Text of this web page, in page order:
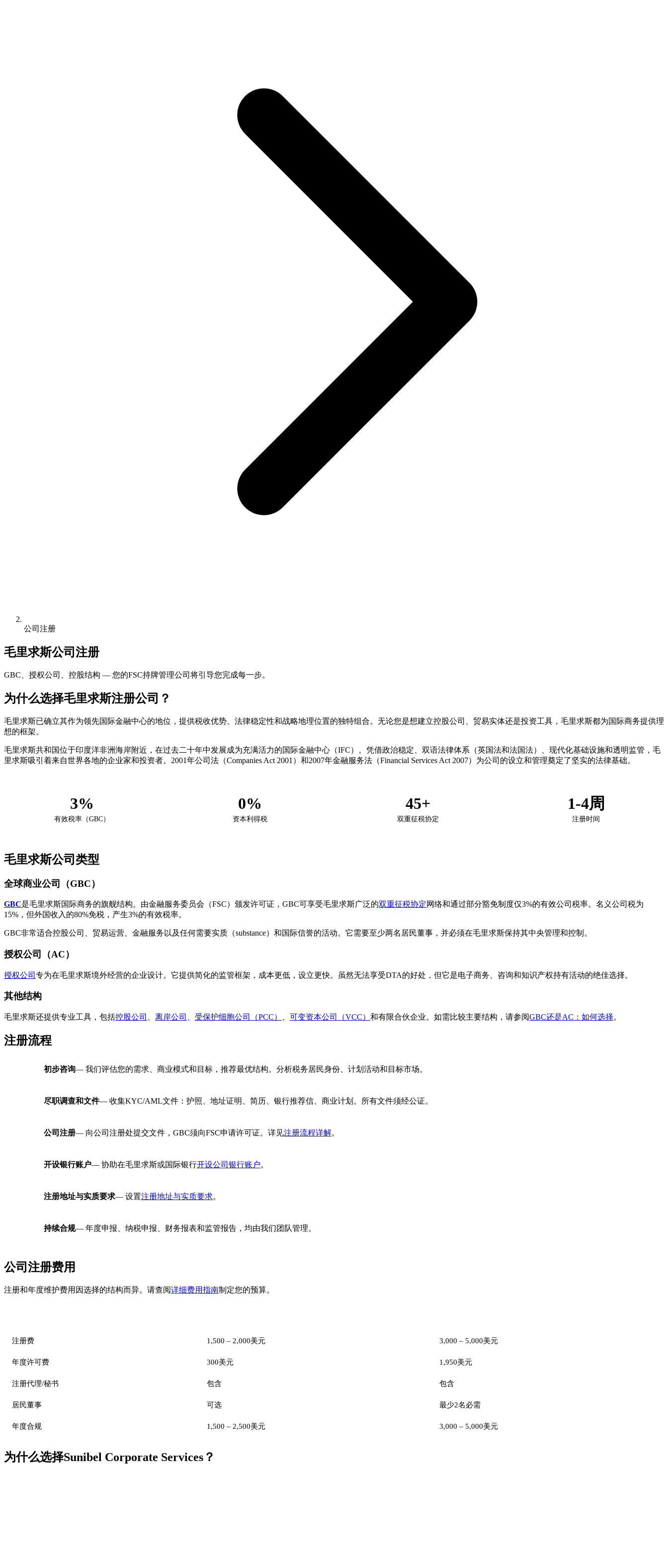
公司注册
毛里求斯公司注册
GBC、授权公司、控股结构 — 您的FSC持牌管理公司将引导您完成每一步。
为什么选择毛里求斯注册公司？
毛里求斯已确立其作为领先国际金融中心的地位，提供税收优势、法律稳定性和战略地理位置的独特组合。无论您是想建立控股公司、贸易实体还是投资工具，毛里求斯都为国际商务提供理
想的框架。
毛里求斯共和国位于印度洋非洲海岸附近，在过去二十年中发展成为充满活力的国际金融中心（IFC）。凭借政治稳定、双语法律体系（英国法和法国法）、现代化基础设施和透明监管，毛
里求斯吸引着来自世界各地的企业家和投资者。2001年公司法（Companies Act 2001）和2007年金融服务法（Financial Services Act 2007）为公司的设立和管理奠定了坚实的法律基础。
3%
有效税率（GBC）
0%
资本利得税
45+
双重征税协定
1-4周
注册时间
毛里求斯公司类型
全球商业公司（GBC）
GBC是毛里求斯国际商务的旗舰结构。由金融服务委员会（FSC）颁发许可证，GBC可享受毛里求斯广泛的双重征税协定网络和通过部分豁免制度仅3%的有效公司税率。名义公司税为
15%，但外国收入的80%免税，产生3%的有效税率。
GBC非常适合控股公司、贸易运营、金融服务以及任何需要实质（substance）和国际信誉的活动。它需要至少两名居民董事，并必须在毛里求斯保持其中央管理和控制。
授权公司（AC）
授权公司 专为在毛里求斯境外经营的企业设计。它提供简化的监管框架，成本更低，设立更快。虽然无法享受DTA的好处，但它是电子商务、咨询和知识产权持有活动的绝佳选择。
其他结构
毛里求斯还提供专业工具，包括控股公司 离岸公司 受保护细胞公司（PCC） 可变资本公司（VCC） 和有限合伙企业。如需比较主要结构，请参阅GBC还是AC：如何选择。
注册流程
初步咨询— 我们评估您的需求、商业模式和目标，推荐最优结构。分析税务居民身份、计划活动和目标市场。
尽职调查和文件— 收集KYC/AML文件：护照、地址证明、简历、银行推荐信、商业计划。所有文件须经公证。
公司注册— 向公司注册处提交文件，GBC须向FSC申请许可证。详见注册流程详解。
开设银行账户— 协助在毛里求斯或国际银行开设公司银行账户。
注册地址与实质要求— 设置注册地址与实质要求。
持续合规— 年度申报、纳税申报、财务报表和监管报告，均由我们团队管理。
公司注册费用
注册和年度维护费用因选择的结构而异。请查阅详细费用指南制定您的预算。
注册费 1,500 – 2,000美元 3,000 – 5,000美元
年度许可费 300美元 1,950美元
注册代理/秘书 包含 包含
居民董事 可选 最少2名必需
年度合规 1,500 – 2,500美元 3,000 – 5,000美元
为什么选择Sunibel Corporate Services？